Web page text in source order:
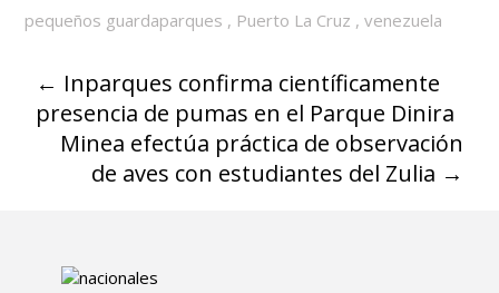
pequeños guardaparques , Puerto La Cruz ,venezuela
← Inparques confirma científicamente
presencia de pumas en el Parque Dinira
Minea efectúa práctica de observación
de aves con estudiantes del Zulia →